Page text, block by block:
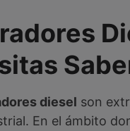
diesel son
En el ámbito